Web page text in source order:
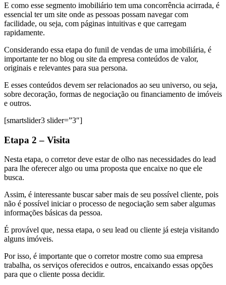
E como esse segmento imobiliário tem uma concorrência acirrada, é
essencial ter um site onde as pessoas possam navegar com
facilidade, ou seja, com páginas intuitivas e que carregam
rapidamente.
Considerando essa etapa do funil de vendas de uma imobiliária, é
importante ter no blog ou site da empresa conteúdos de valor,
originais e relevantes para sua persona.
E esses conteúdos devem ser relacionados ao seu universo, ou seja,
sobre decoração, formas de negociação ou financiamento de imóveis
e outros.
[smartslider3 slider=”3″]
Etapa 2 – Visita
Nesta etapa, o corretor deve estar de olho nas necessidades do lead
para lhe oferecer algo ou uma proposta que encaixe no que ele
busca.
Assim, é interessante buscar saber mais de seu possível cliente, pois
não é possível iniciar o processo de negociação sem saber algumas
informações básicas da pessoa.
É provável que, nessa etapa, o seu lead ou cliente já esteja visitando
alguns imóveis.
Por isso, é importante que o corretor mostre como sua empresa
trabalha, os serviços oferecidos e outros, encaixando essas opções
para que o cliente possa decidir.